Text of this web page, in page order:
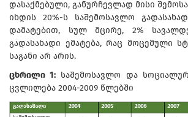
დასაქმებული, განურჩევლად მისი
იხდის 20%-ს საშემოსავლო
დამატებით, სულ მცირე, 2%
გადასახადი ემატება, რაც მოცემული
საგანი არ არის.
ცხრილი 1: საშემოსავლო და
ცვლილება 2004-2009 წლებში